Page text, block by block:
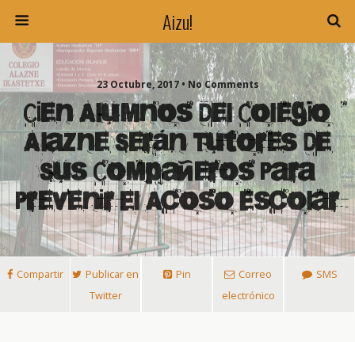
Aizu!
23 Octubre, 2017 • No Comments
Cien Alumnos Del Colegio
Alazne Serán Tutores De
Sus Compañeros Para
Prevenir El Acoso Escolar
Compartir
Publicar en
Twitter
Pin
Correo
electrónico
SMS